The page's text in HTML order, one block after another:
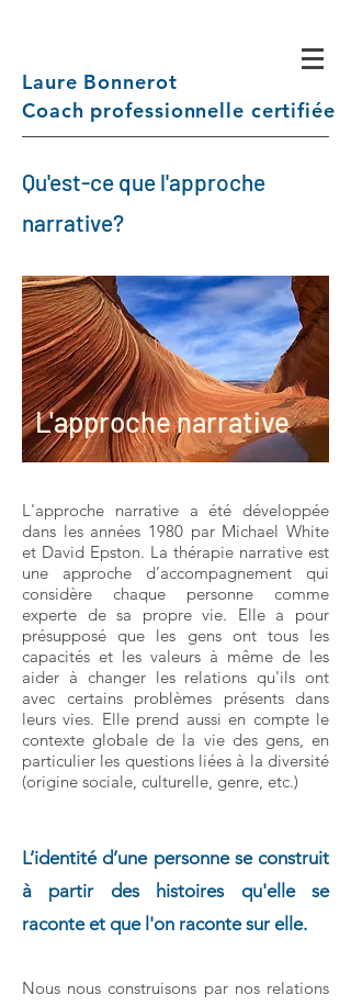
Laure Bonnerot
Coach professionnelle certifiée
Qu'est-ce que l'approche
narrative?
L'approche narrative
L'approche narrative a été développée
dans les années 1980 par Michael White
et David Epston. La thérapie narrative est
une approche d’accompagnement qui
considère chaque personne comme
experte de sa propre vie. Elle a pour
présupposé que les gens ont tous les
capacités et les valeurs à même de les
aider à changer les relations qu'ils ont
avec certains problèmes présents dans
leurs vies. Elle prend aussi en compte le
contexte globale de la vie des gens, en
particulier les questions liées à la diversité
(origine sociale, culturelle, genre, etc.)
L’identité d’une personne se construit
à partir des histoires qu'elle se
raconte et que l'on raconte sur elle.
Nous nous construisons par nos relations